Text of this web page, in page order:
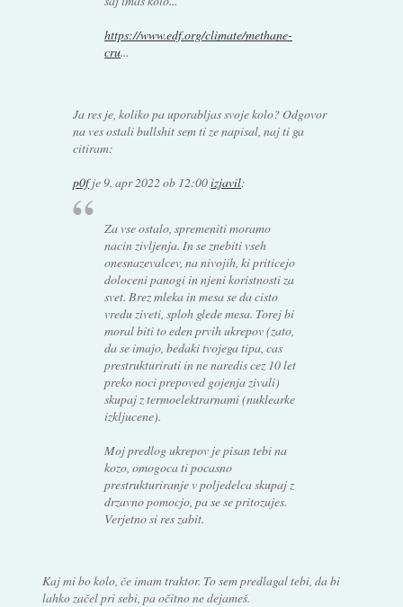
https://www.edf.org/climate/methane-
cru...
Ja res je, koliko pa uporabljas svoje kolo? Odgovor
na ves ostali bullshit sem ti ze napisal, naj ti ga
citiram:
p0fje 9. apr 2022 ob 12:00izjavil:
Za vse ostalo, spremeniti moramo
nacin zivljenja. In se znebiti vseh
onesnazevalcev, na nivojih, ki priticejo
doloceni panogi in njeni koristnosti za
svet. Brez mleka in mesa se da cisto
vredu ziveti, sploh glede mesa. Torej bi
moral biti to eden prvih ukrepov (zato,
da se imajo, bedaki tvojega tipa, cas
prestrukturirati in ne naredis cez 10 let
preko noci prepoved gojenja zivali)
skupaj z termoelektrarnami (nuklearke
izkljucene).
Moj predlog ukrepov je pisan tebi na
kozo, omogoca ti pocasno
prestrukturiranje v poljedelca skupaj z
drzavno pomocjo, pa se se pritozujes.
Verjetno si res zabit.
Kaj mi bo kolo, če imam traktor. To sem predlagal tebi, da bi
lahko začel pri sebi, pa očitno ne dejameš.